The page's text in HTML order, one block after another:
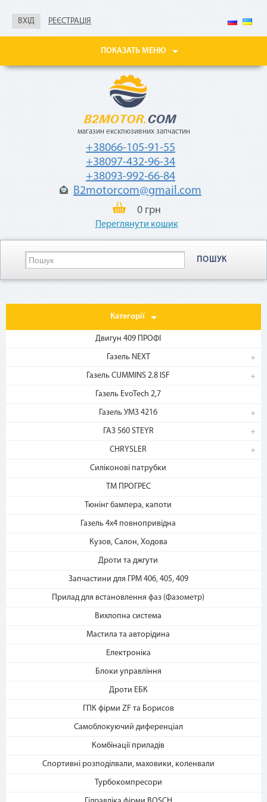
ВХІД РЕЄСТРАЦІЯ
ПОКАЗАТЬ МЕНЮ
магазин ексклюзивних запчастин
+38066-105-91-55
+38097-432-96-34
+38093-992-66-84
B2motorcom@gmail.com
0 грн
Переглянути кошик
ПОШУК
Категорії
Двигун 409 ПРОФІ
Газель NEXT
Газель CUMMINS 2.8 ISF
Газель EvoTech 2,7
Газель УМЗ 4216
ГАЗ 560 STEYR
CHRYSLER
Силіконові патрубки
ТМ ПРОГРЕС
Тюнінг бампера, капоти
Газель 4х4 повнопривідна
Кузов, Салон, Ходова
Дроти та джгути
Запчастини для ГРМ 406, 405, 409
Прилад для встановлення фаз (Фазометр)
Вихлопна система
Мастила та авторідина
Електроніка
Блоки управління
Дроти ЕБК
ГПК фірми ZF та Борисов
Самоблокуючий диференціал
Комбінації приладів
Спортивні розподілвали, маховики, коленвали
Турбокомпресори
«Мгновенная рассрочка»
в рассрочку до 24
месяцев
с небольшой
Как воспользоваться
1. Выберите товар
2. Выберите способ оплаты –
платежей и совершите
покупку. С Вашей карты
спишется первый платеж